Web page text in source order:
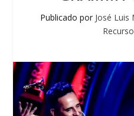
Publicado por José Luis